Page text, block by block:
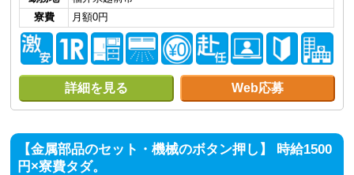
寮費
月額0円
詳細を見る Web応募
【金属部品のセット・機械のボタン押し】 時給1500
円×寮費タダ。